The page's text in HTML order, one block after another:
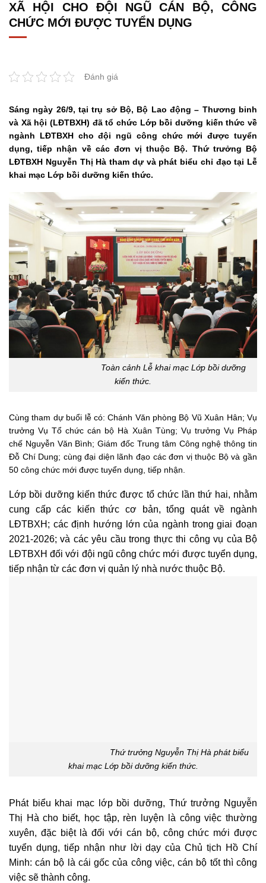
XÃ HỘI CHO ĐỘI NGŨ CÁN BỘ, CÔNG
CHỨC MỚI ĐƯỢC TUYỂN DỤNG
Đánh giá
Sáng ngày 26/9, tại trụ sở Bộ, Bộ Lao động – Thương binh
và Xã hội (LĐTBXH) đã tổ chức Lớp bồi dưỡng kiến thức về
ngành LĐTBXH cho đội ngũ công chức mới được tuyển
dụng, tiếp nhận về các đơn vị thuộc Bộ. Thứ trưởng Bộ
LĐTBXH Nguyễn Thị Hà tham dự và phát biểu chỉ đạo tại Lễ
khai mạc Lớp bồi dưỡng kiến thức.
Toàn cảnh Lễ khai mạc Lớp bồi dưỡng
kiến thức.
Cùng tham dự buổi lễ có: Chánh Văn phòng Bộ Vũ Xuân Hân; Vụ
trưởng Vụ Tổ chức cán bộ Hà Xuân Tùng; Vụ trưởng Vụ Pháp
chế Nguyễn Văn Bình; Giám đốc Trung tâm Công nghệ thông tin
Đỗ Chí Dung; cùng đại diện lãnh đạo các đơn vị thuộc Bộ và gần
50 công chức mới được tuyển dụng, tiếp nhận.
Lớp bồi dưỡng kiến thức được tổ chức lần thứ hai, nhằm
cung cấp các kiến thức cơ bản, tổng quát về ngành
LĐTBXH; các định hướng lớn của ngành trong giai đoạn
2021-2026; và các yêu cầu trong thực thi công vụ của Bộ
LĐTBXH đối với đội ngũ công chức mới được tuyển dụng,
tiếp nhận từ các đơn vị quản lý nhà nước thuộc Bộ.
Thứ trưởng Nguyễn Thị Hà phát biểu
khai mạc Lớp bồi dưỡng kiến thức.
Phát biểu khai mạc lớp bồi dưỡng, Thứ trưởng Nguyễn
Thị Hà cho biết, học tập, rèn luyện là công việc thường
xuyên, đặc biệt là đối với cán bộ, công chức mới được
tuyển dụng, tiếp nhận như lời dạy của Chủ tịch Hồ Chí
Minh: cán bộ là cái gốc của công việc, cán bộ tốt thì công
việc sẽ thành công.